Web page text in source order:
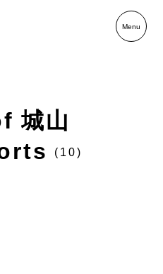
f 城山
rts (10)